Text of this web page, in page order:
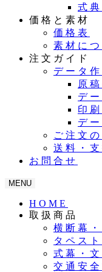
式
価格と素材
価格表
素材につ
注文ガイド
データ
原
デ
印
デ
ご注文
送料・
お問合せ
MENU
HOME
取扱商品
横断幕
タペス
式幕・
交通安全